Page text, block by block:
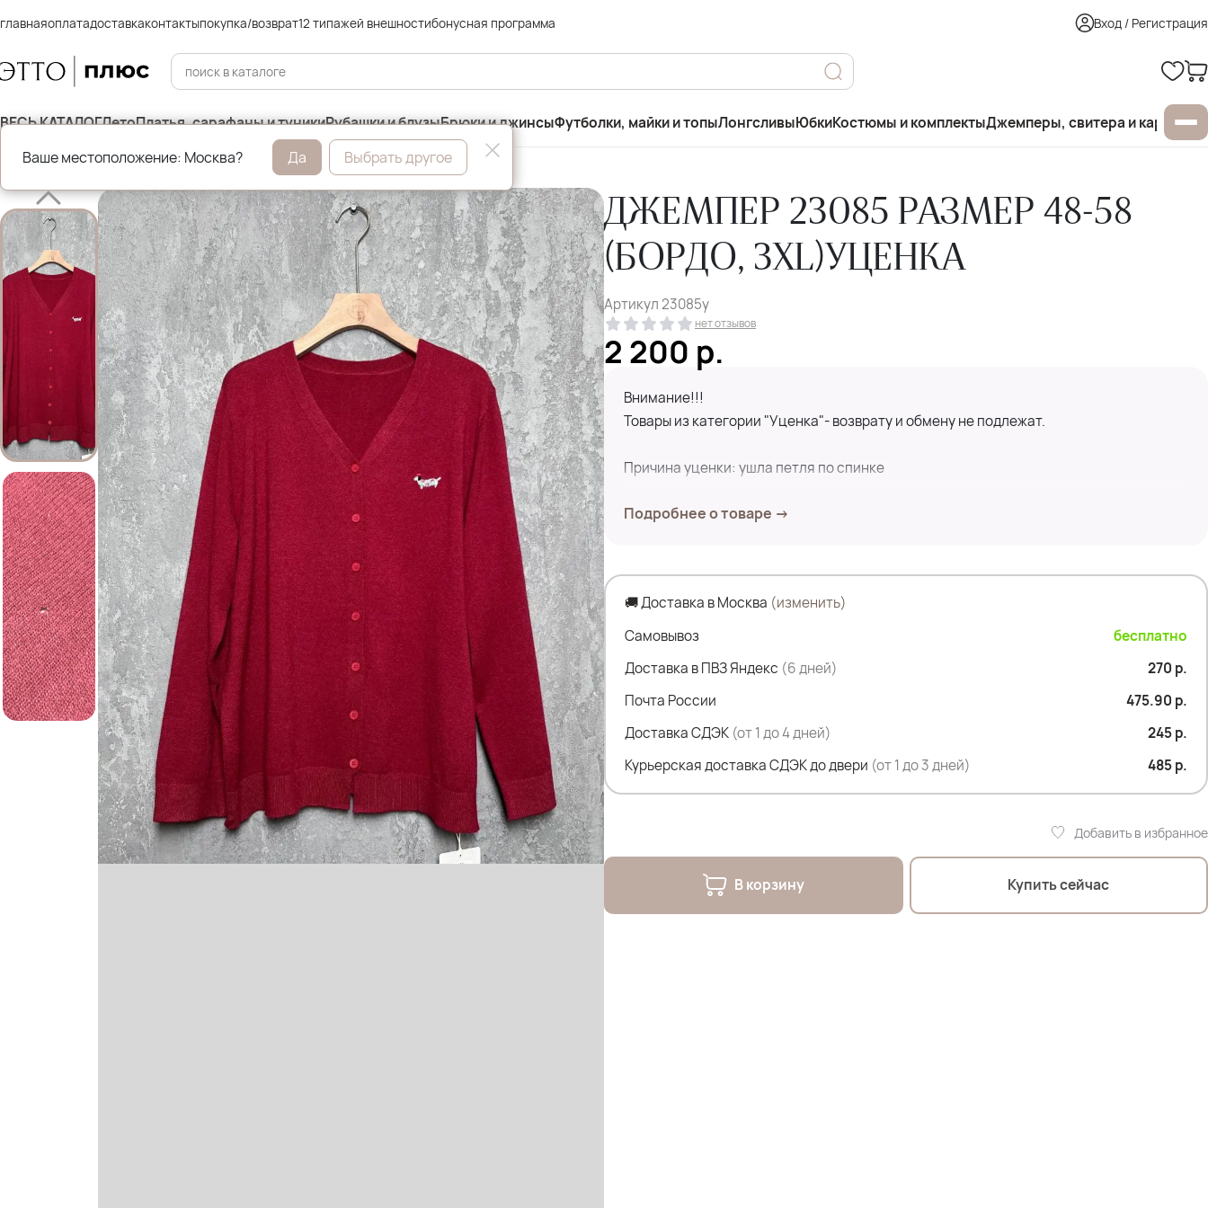
главнаяоплатадоставкаконтактыпокупка/возврат12 типажей внешностибонусная программа Вход / Регистрация
ВЕСЬ КАТАЛОГЛетоПлатья, сарафаны и туникиРубашки и блузыБрюки и джинсыФутболки, майки и топыЛонгсливыЮбкиКостюмы и комплектыДжемперы, свитера и
Главная Уценка %
ДЖЕМПЕР 23085 РАЗМЕР 48-58
(БОРДО, 3XL)УЦЕНКА
Артикул23085у
нет отзывов
2 200 р.
Внимание!!!
Товары из категории "Уценка"- возврату и обмену не подлежат.
Причина уценки: ушла петля по спинке
Замеры по изделию:
Состав: 29,2% вискоза, 26.2% акрил, 23.4%полиэстер, 21.2% нейлон
Подробнее о товаре →
🚚 Доставка в Москва (изменить)
Самовывоз
бесплатно
Доставка в ПВЗ Яндекс (6 дней)
270 р.
Почта России
475.90 р.
Доставка СДЭК (от 1 до 4 дней)
245 р.
Курьерская доставка СДЭК до двери (от 1 до 3 дней) 485 р.
Добавить в избранное
В корзину Купить сейчас
Ваше местоположение: Москва? Да Выбрать другое